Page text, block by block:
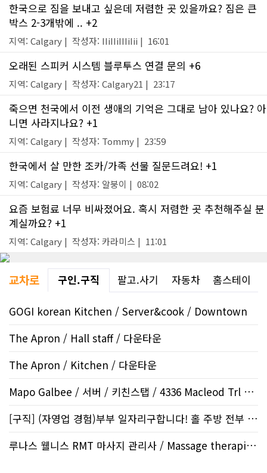
한국으로 짐을 보내고 싶은데 저렴한 곳 있을까요? 짐은 큰
박스 2-3개밖에 .. +2
지역: Calgary | 작성자: IIiIIiIIIiIii | 16:01
오래된 스피커 시스템 블루투스 연결 문의 +6
지역: Calgary | 작성자: Calgary21 | 23:17
죽으면 천국에서 이전 생애의 기억은 그대로 남아 있나요? 아
니면 사라지나요? +1
지역: Calgary | 작성자: Tommy | 23:59
한국에서 살 만한 조카/가족 선물 질문드려요! +1
지역: Calgary | 작성자: 알붕이 | 08:02
요즘 보험료 너무 비싸졌어요. 혹시 저렴한 곳 추천해주실 분
계실까요? +1
지역: Calgary | 작성자: 카라미스 | 11:01
교차로 구인.구직 팔고.사기 자동차 홈스테이
GOGI korean Kitchen / Server&cook / Downtown
The Apron / Hall staff / 다운타운
The Apron / Kitchen / 다운타운
Mapo Galbee / 서버 / 키친스탭 / 4336 Macleod Trl SW
[구직] (자영업 경험)부부 일자리구합니다! 홀 주방 전부 할수 있습니다..
루나스 웰니스 RMT 마사지 관리사 / Massage therapist / 마사지..